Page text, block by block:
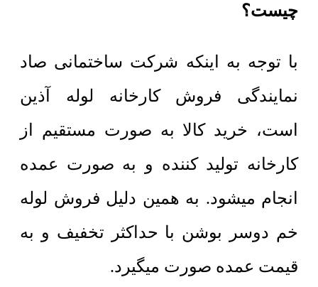
چیست؟
با توجه به اینکه شرکت ساختمانی صاد
نمایندگی فروش کارخانه لوله آذین
است، خرید کالا به صورت مستقیم از
کارخانه تولید کننده و به صورت عمده
انجام میشود. به همین دلیل فروش لوله
خم دوسر بوشن با حداکثر تخفیف و به
قیمت عمده صورت میگیرد.